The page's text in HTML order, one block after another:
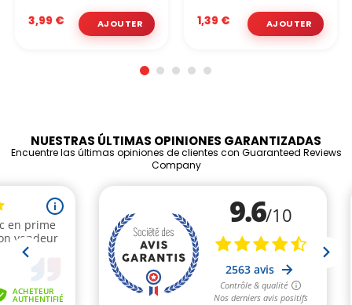
3,99 € 1,39 €
NUESTRAS ÚLTIMAS OPINIONES GARANTIZADAS
Encuentre las últimas opiniones de clientes con Guaranteed Reviews
Company